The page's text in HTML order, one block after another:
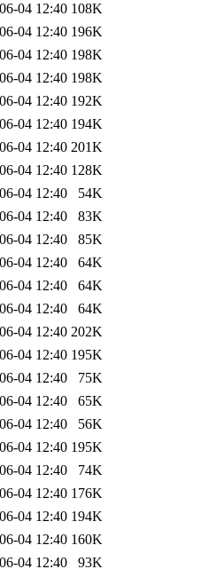
04 12:40 108K
04 12:40 196K
04 12:40 198K
04 12:40 198K
04 12:40 192K
04 12:40 194K
04 12:40 201K
04 12:40 128K
04 12:40
54K
04 12:40
83K
04 12:40
85K
04 12:40
64K
04 12:40
64K
04 12:40
64K
04 12:40 202K
04 12:40 195K
04 12:40
75K
04 12:40
65K
04 12:40
56K
04 12:40 195K
04 12:40
74K
04 12:40 176K
04 12:40 194K
04 12:40 160K
04 12:40
93K